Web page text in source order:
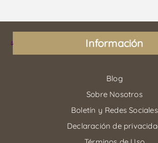
Información
Blog
Sobre Nosotros
Boletín y Redes Sociales
Declaración de